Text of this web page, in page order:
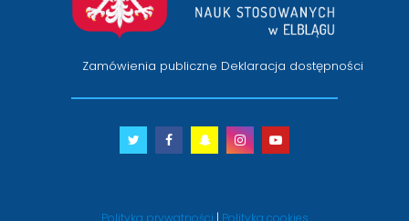
Zamówienia publiczne Deklaracja dostępności
Twitter
otwiera
nowym
Facebook
otwiera
nowym
Snapchat
otwiera
nowym
Instagram
otwiera
nowym
Youtube
otwiera
nowym
Polityka prywatności | Polityka cookies